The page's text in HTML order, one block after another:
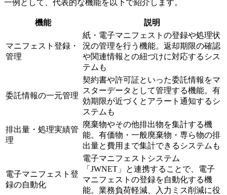
一例として、代表的な機能を以下で紹介します。
機能 説明
マニフェスト登録・
管理
紙・電子マニフェストの登録や処理状
況の管理を行う機能。返却期限の確認
や関連情報との紐づけに対応するシス
テムも
委託情報の一元管理
契約書や許可証といった委託情報をマ
スターデータとして管理する機能。有
効期限が近づくとアラート通知するシ
ステムも
排出量・処理実績管
理
廃棄物やその他排出物を集計する機
能。有価物・一般廃棄物・専ら物の排
出量と費用まで集計できるシステムも
電子マニフェスト登
録の自動化
電子マニフェストシステム
「JWNET」と連携することで、電子
マニフェストの登録を自動化する機
能。業務負荷軽減、入力ミス削減に役